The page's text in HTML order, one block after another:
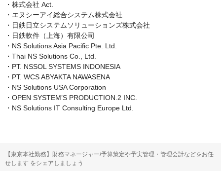
・株式会社 Act.
・エヌシーアイ総合システム株式会社
・日鉄日立システムソリューションズ株式会社
・日鉄軟件（上海）有限公司
・NS Solutions Asia Pacific Pte. Ltd.
・Thai NS Solutions Co., Ltd.
・PT. NSSOL SYSTEMS INDONESIA
・PT. WCS ABYAKTA NAWASENA
・NS Solutions USA Corporation
・OPEN SYSTEM’S PRODUCTION.2 INC.
・NS Solutions IT Consulting Europe Ltd.
【東京本社勤務】財務マネージャー/予算策定や予実管理・管理会計などをお任
せします をシェアしましょう